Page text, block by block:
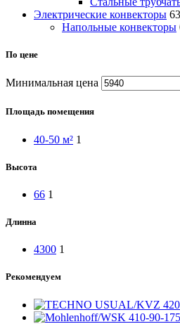
Электрические конвекторы
Напольные конвекторы
По цене
Минимальная цена
Площадь помещения
40-50 м² 1
Высота
66 1
Длинна
4300 1
Рекомендуем